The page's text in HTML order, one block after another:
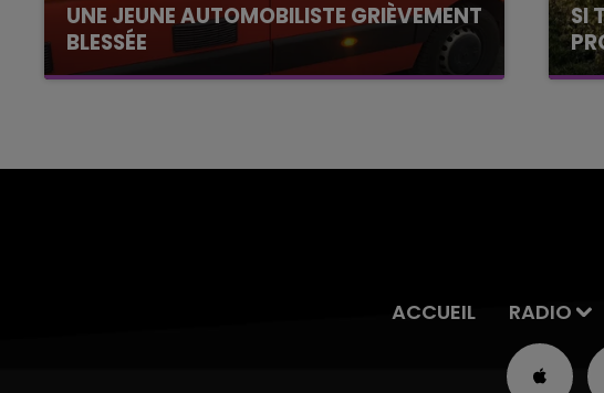
UNE JEUNE AUTOMOBILISTE GRIÈVEMENT
BLESSÉE
Une automobiliste s'est retrouvée piégée dans
SI
La
ACCUEIL RADIO